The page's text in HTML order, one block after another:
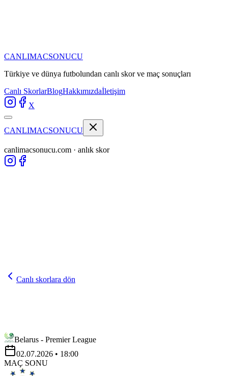
CANLIMACSONUCU
Türkiye ve dünya futbolundan canlı skor ve maç sonuçları
Canlı SkorlarBlogHakkımızdaİletişim
X
CANLIMACSONUCU
canlimacsonucu.com · anlık skor
Canlı skorlara dön
Belarus - Premier League
02.07.2026 • 18:00
MAÇ SONU